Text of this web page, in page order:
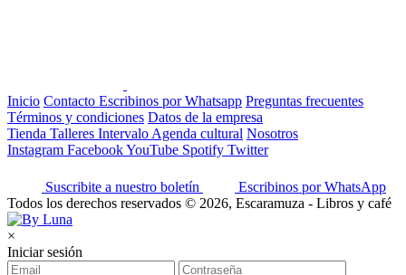
Inicio Contacto Escribinos por Whatsapp Preguntas frecuentes
Términos y condiciones Datos de la empresa
Tienda Talleres Intervalo Agenda cultural Nosotros
Instagram FacebookYouTube Spotify Twitter
Suscribite a nuestro boletín
Escribinos por WhatsApp
Todos los derechos reservados © 2026, Escaramuza - Libros y café
×
Iniciar sesión